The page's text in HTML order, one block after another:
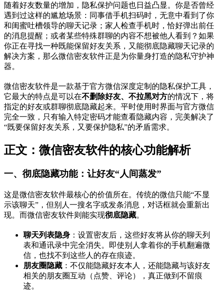
随着好友数量的增加，隐私保护问题也日益凸显。你是否曾经
遇到过这样的尴尬场景：同事借手机扫码时，无意中看到了你
和闺蜜吐槽领导的聊天记录；家人检查手机时，恰好弹出前任
的消息提醒；或者某些特殊群聊的内容不想被他人看到？如果
你正在寻找一种既能保留好友关系，又能彻底隐藏聊天记录的
解决方案，那么微信密友软件正是为你量身打造的隐私守护神
器。
微信密友软件是一款基于官方微信深度定制的隐私保护工具，
它最大的特点是可以在不删除好友、不拉黑对方的情况下，将
指定的好友或群聊彻底隐藏起来。平时使用时界面与官方微信
完全一致，只有输入特定密码才能查看隐藏内容，完美解决了
“既要保留好友关系，又要保护隐私”的矛盾需求。
正文：微信密友软件的核心功能解析
一、彻底隐藏功能：让好友“人间蒸发”
这是微信密友软件最核心的价值所在。传统的微信只能“不显
示该聊天”，但别人一搜名字或发条消息，对话框就会重新出
现。而微信密友软件则能实现彻底隐藏。
聊天列表隐身 ：设置密友后，这些好友将从你的聊天列
表和通讯录中完全消失。即使别人拿着你的手机翻遍微
信，也找不到这些人的存在痕迹。
朋友圈隐藏 ：不仅能隐藏好友本人，还能隐藏与该好友
相关的朋友圈互动（点赞、评论），真正做到不留痕
迹。